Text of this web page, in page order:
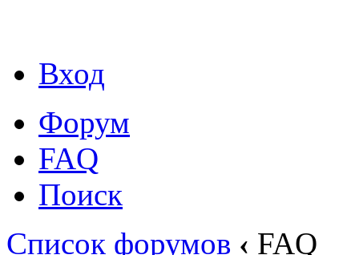
Вход
Форум
FAQ
Поиск
Список форумов ‹ FAQ